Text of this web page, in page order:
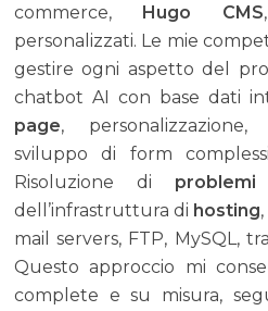
commerce, Hugo CMS
personalizzati. Le mie
gestire ogni aspetto del
chatbot AI con base dati
page, personalizzazione,
sviluppo di form
Risoluzione di
dell’infrastruttura di hosting
mail servers, FTP, MySQL,
Questo approccio mi
complete e su misura,